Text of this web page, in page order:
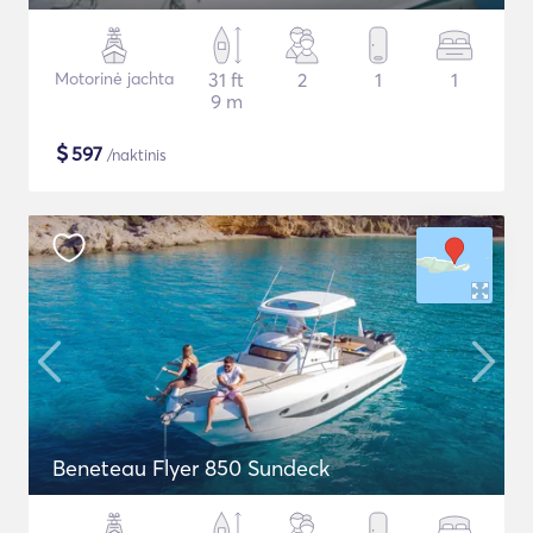
Motorinė jachta
31 ft
9 m
2 1 1
$597 /naktinis
Beneteau Flyer 850 Sundeck